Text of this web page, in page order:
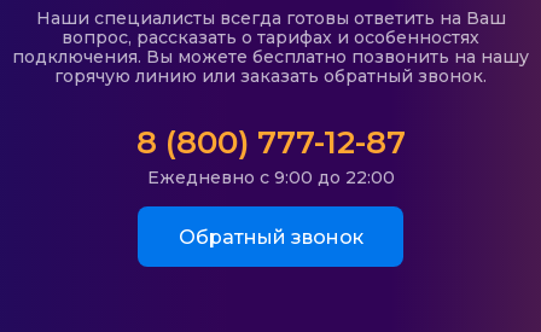
Наши специалисты всегда готовы ответить на Ваш
вопрос, рассказать о тарифах и особенностях
подключения. Вы можете бесплатно позвонить на нашу
горячую линию или заказать обратный звонок.
8 (800) 777-12-87
Ежедневно с 9:00 до 22:00
Обратный звонок